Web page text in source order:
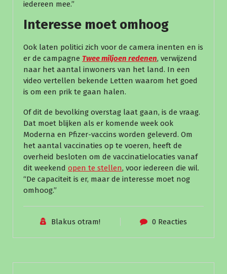
iedereen mee.”
Interesse moet omhoog
Ook laten politici zich voor de camera inenten en is
er de campagne Twee miljoen redenen, verwijzend
naar het aantal inwoners van het land. In een
video vertellen bekende Letten waarom het goed
is om een prik te gaan halen.
Of dit de bevolking overstag laat gaan, is de vraag.
Dat moet blijken als er komende week ook
Moderna en Pfizer-vaccins worden geleverd. Om
het aantal vaccinaties op te voeren, heeft de
overheid besloten om de vaccinatielocaties vanaf
dit weekend open te stellen, voor iedereen die wil.
“De capaciteit is er, maar de interesse moet nog
omhoog.”
Blakus otram! 0 Reacties